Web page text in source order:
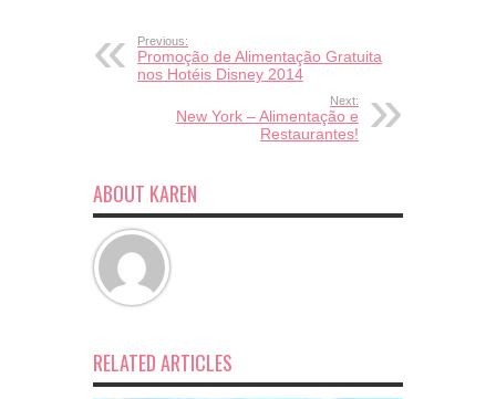
Previous:
Promoção de Alimentação Gratuita
nos Hotéis Disney 2014
Next:
New York – Alimentação e
Restaurantes!
ABOUT KAREN
RELATED ARTICLES